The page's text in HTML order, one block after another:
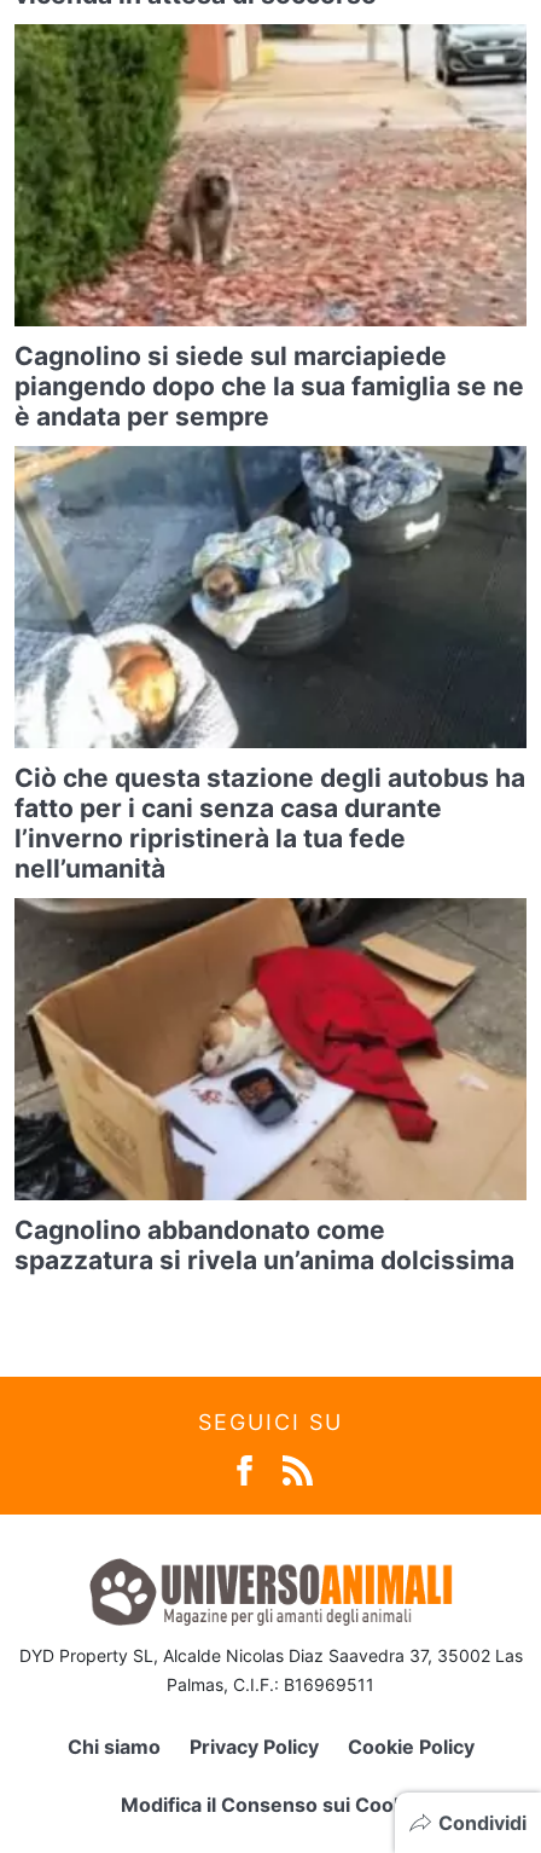
Condividi
Cagnolino si siede sul marciapiede
piangendo dopo che la sua famiglia se ne
è andata per sempre
Ciò che questa stazione degli autobus ha
fatto per i cani senza casa durante
l’inverno ripristinerà la tua fede
nell’umanità
Cagnolino abbandonato come
spazzatura si rivela un’anima dolcissima
SEGUICI SU
DYD Property SL, Alcalde Nicolas Diaz Saavedra 37, 35002 Las
Palmas, C.I.F.: B16969511
Chi siamo Privacy Policy Cookie Policy
Modifica il Consenso sui Cookie